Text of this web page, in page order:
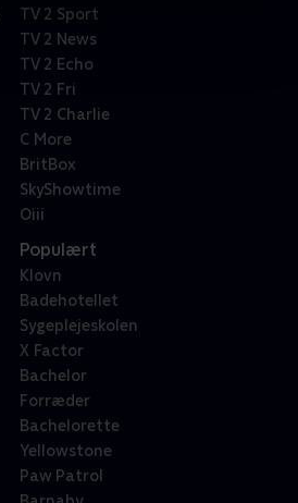
TV 2 Sport
TV 2 News
TV 2 Echo
TV 2 Fri
TV 2 Charlie
C More
BritBox
SkyShowtime
Oiii
Populært
Klovn
Badehotellet
Sygeplejeskolen
X Factor
Bachelor
Forræder
Bachelorette
Yellowstone
Paw Patrol